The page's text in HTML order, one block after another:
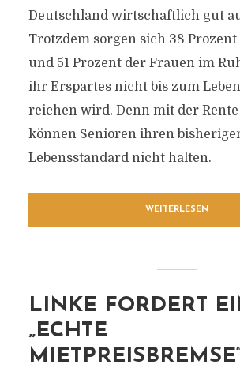
Deutschland wirtschaftlich gut
Trotzdem sorgen sich 38
und 51 Prozent der Frauen im
ihr Erspartes nicht bis zum
reichen wird. Denn mit der
können Senioren ihren
Lebensstandard nicht halten.
WEITERLESEN
LINKE FORDERT
„ECHTE